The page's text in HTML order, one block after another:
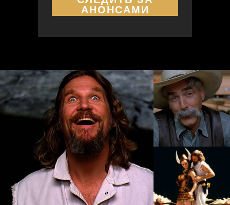
АНОНСАМИ